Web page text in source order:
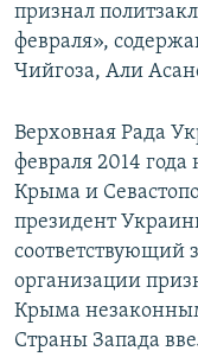
признал
февраля»,
Чийгоза, Али
Верховная Рада
февраля 2014
Крыма и
президент
организации
Крыма
Страны Запада